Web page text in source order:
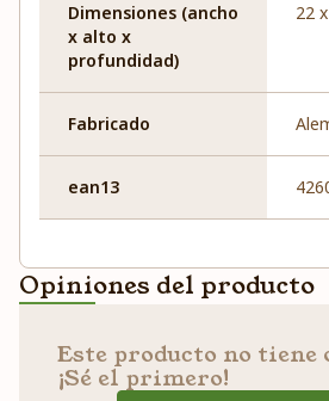
Dimensiones (ancho
x alto x
profundidad)
22
Fabricado
ean13
Opiniones del producto
Este producto no tiene
¡Sé el primero!